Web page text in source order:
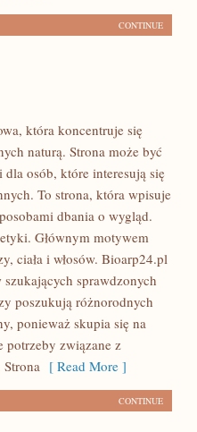
CONTINUE
która koncentruje się
naturą. Strona może być
osób, które interesują się
To strona, która wpisuje
dbania o wygląd.
Głównym motywem
ciała i włosów. Bioarp24.pl
sprawdzonych
poszukują różnorodnych
ponieważ skupia się na
potrzeby związane z
Strona [ Read More ]
CONTINUE